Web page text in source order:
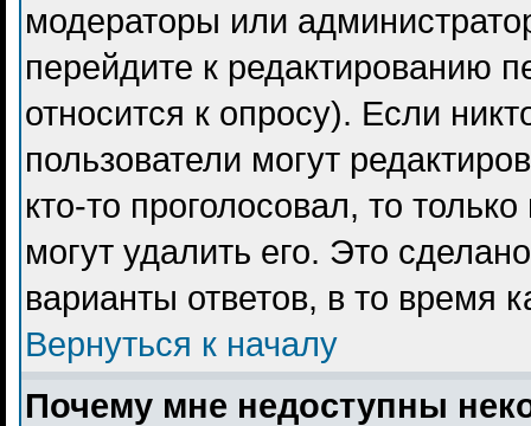
модераторы или
перейдите к редактированию
относится к опросу). Если
пользователи могут
кто-то проголосовал, то
могут удалить его. Это
варианты ответов, в то время
Вернуться к началу
Почему мне недоступны